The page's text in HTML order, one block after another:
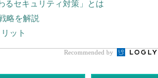
セキュリティ対策」とは
略を解説
ット
Recommended by